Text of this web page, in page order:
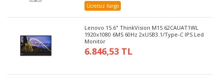
Ücretsiz Kargo
Lenovo 15.6" ThinkVision M15 62CAUAT1WL
1920x1080 6MS 60Hz 2xUSB3.1/Type-C IPS Led
Monitör
6.846,53 TL